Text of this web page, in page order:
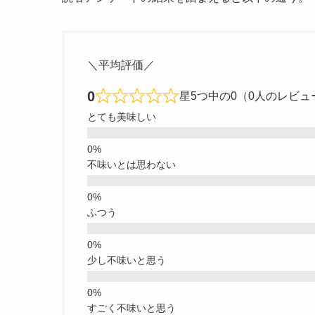
＼平均評価／
0 星5つ中の0（0人のレビュ
とても美味しい
不味いとは思わない
ふつう
少し不味いと思う
すごく不味いと思う